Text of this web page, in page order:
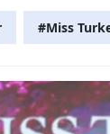
#Miss